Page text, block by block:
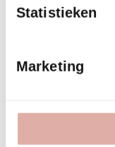
Statistieken
Marketing
Dit zijn de
Maar voor talent